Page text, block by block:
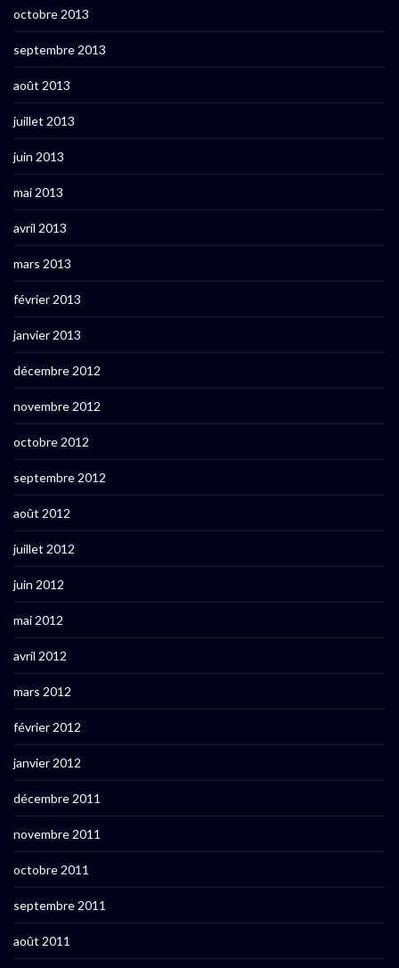
octobre 2013
septembre 2013
août 2013
juillet 2013
juin 2013
mai 2013
avril 2013
mars 2013
février 2013
janvier 2013
décembre 2012
novembre 2012
octobre 2012
septembre 2012
août 2012
juillet 2012
juin 2012
mai 2012
avril 2012
mars 2012
février 2012
janvier 2012
décembre 2011
novembre 2011
octobre 2011
septembre 2011
août 2011